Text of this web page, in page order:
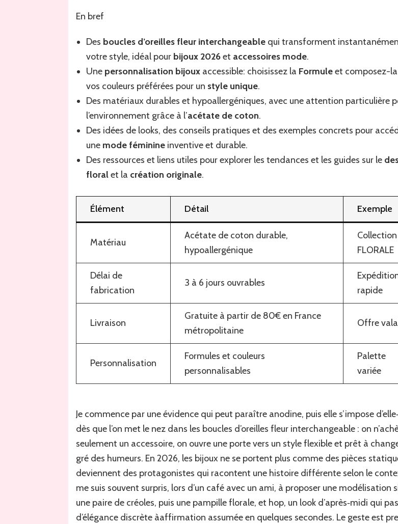
fleur
interchangeable
2026
pour
un
style
unique
En bref
Des boucles d’oreilles fleur interchangeable qui transforment
votre style, idéal pour bijoux 2026et accessoires mode.
Une personnalisation bijoux accessible: choisissez la Formuleet composez-
vos couleurs préférées pour un style unique.
Des matériaux durables et hypoallergéniques, avec une attention particulière
l’environnement grâce à l’acétate de coton.
Des idées de looks, des conseils pratiques et des exemples concrets pour
une mode féminine inventive et durable.
Des ressources et liens utiles pour explorer les tendances et les guides sur le
floralet la création originale.
Élément Détail Exemple
Matériau
Acétate de coton durable,
hypoallergénique
Collection
FLORALE
Délai de
fabrication
3 à 6 jours ouvrables
rapide
Livraison
Gratuite à partir de 80€ en France
métropolitaine
Offre
Personnalisation
Formules et couleurs
personnalisables
Palette
variée
Je commence par une évidence qui peut paraître anodine, puis elle s’impose
dès que l’on met le nez dans les boucles d’oreilles fleur interchangeable : on
seulement un accessoire, on ouvre une porte vers un style flexible et prêt à
gré des humeurs. En 2026, les bijoux ne se portent plus comme des pièces
deviennent des protagonistes qui racontent une histoire différente selon le
me suis souvent surpris, lors d’un café avec un ami, à proposer une modélisation
une paire de créoles, puis une pampille florale, et hop, un look d’après‑midi qui
d’élégance discrète àaffirmation assumée en quelques secondes. Le geste est